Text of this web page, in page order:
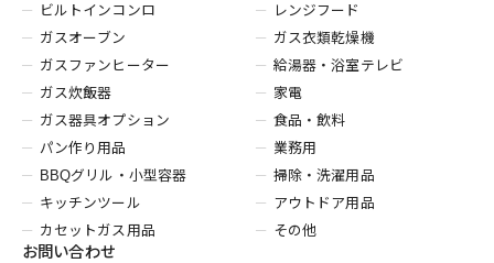
ビルトインコンロ
ガスオーブン
ガスファンヒーター
ガス炊飯器
ガス器具オプション
パン作り用品
BBQグリル・小型容器
キッチンツール
カセットガス用品
レンジフード
ガス衣類乾燥機
給湯器・浴室テレビ
家電
食品・飲料
業務用
掃除・洗濯用品
アウトドア用品
その他
お問い合わせ